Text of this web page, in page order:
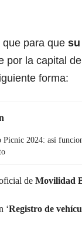
para que
por la capital
forma:
Picnic 2024: así
de Movilidad
‘Registro de